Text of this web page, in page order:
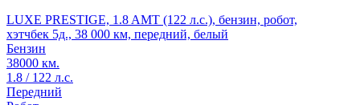
LUXE PRESTIGE, 1.8 AMT (122 л.с.), бензин, робот,
хэтчбек 5д., 38 000 км, передний, белый
Бензин
38000 км.
1.8 / 122 л.с.
Передний